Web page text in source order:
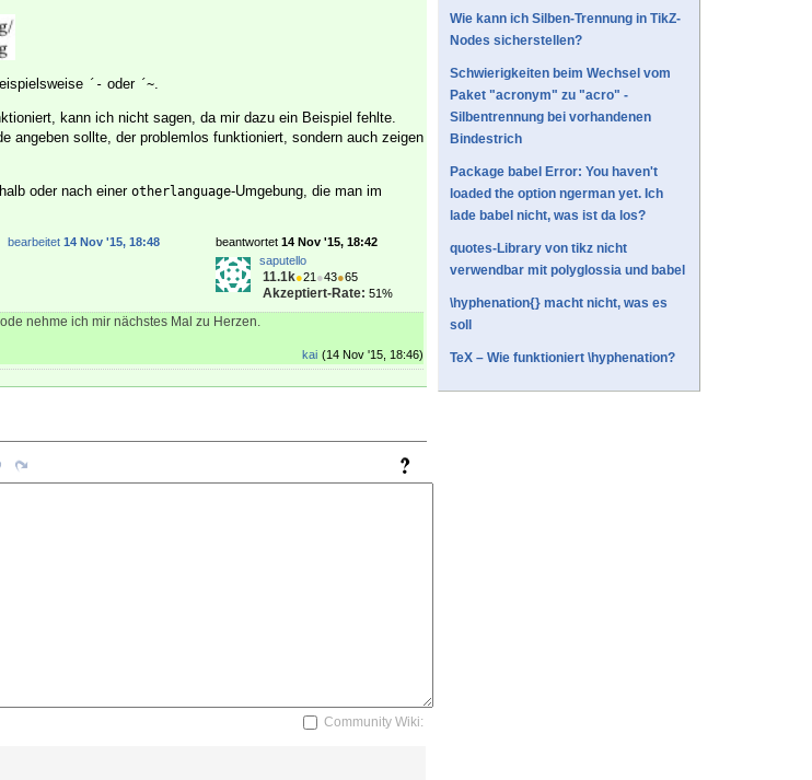
´- oder ´~.
kann ich nicht sagen, da mir dazu ein Beispiel fehlte.
angeben sollte, der problemlos funktioniert, sondern auch zeigen
oder nach einer otherlanguage-Umgebung, die man im
beantwortet 14 Nov '15, 18:42
saputello
11.1k●21 ●43●65
Akzeptiert-Rate: 51%
bearbeitet 14 Nov '15, 18:48
nehme ich mir nächstes Mal zu Herzen.
(14 Nov '15, 18:46)
kai
Community Wiki:
Wie kann ich Silben-Trennung in TikZ-
Nodes sicherstellen?
Schwierigkeiten beim Wechsel vom
Paket "acronym" zu "acro" -
Silbentrennung bei vorhandenen
Bindestrich
Package babel Error: You haven't
loaded the option ngerman yet. Ich
lade babel nicht, was ist da los?
quotes-Library von tikz nicht
verwendbar mit polyglossia und babel
\hyphenation{} macht nicht, was es
soll
TeX – Wie funktioniert \hyphenation?